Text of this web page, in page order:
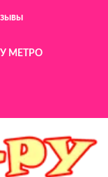
У МЕТРО